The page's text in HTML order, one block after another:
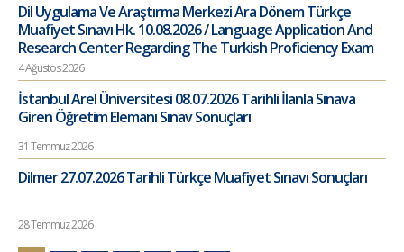
Dil Uygulama Ve Araştırma Merkezi Ara Dönem Türkçe
Muafiyet Sınavı Hk. 10.08.2026 / Language Application And
Research Center Regarding The Turkish Proficiency Exam
4 Ağustos 2026
İstanbul Arel Üniversitesi 08.07.2026 Tarihli İlanla Sınava
Giren Öğretim Elemanı Sınav Sonuçları
31 Temmuz 2026
Dilmer 27.07.2026 Tarihli Türkçe Muafiyet Sınavı Sonuçları
28 Temmuz 2026